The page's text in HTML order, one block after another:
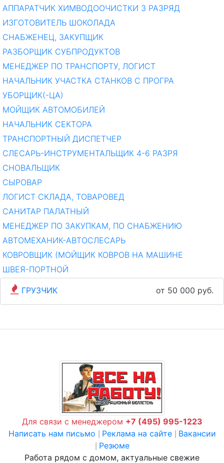
АППАРАТЧИК ХИМВОДООЧИСТКИ 3 РАЗРЯД
ИЗГОТОВИТЕЛЬ ШОКОЛАДА
СНАБЖЕНЕЦ, ЗАКУПЩИК
РАЗБОРЩИК СУБПРОДУКТОВ
МЕНЕДЖЕР ПО ТРАНСПОРТУ, ЛОГИСТ
НАЧАЛЬНИК УЧАСТКА СТАНКОВ С ПРОГРА
УБОРЩИК(-ЦА)
МОЙЩИК АВТОМОБИЛЕЙ
НАЧАЛЬНИК СЕКТОРА
ТРАНСПОРТНЫЙ ДИСПЕТЧЕР
СЛЕСАРЬ-ИНСТРУМЕНТАЛЬЩИК 4-6 РАЗРЯ
СНОВАЛЬЩИК
СЫРОВАР
ЛОГИСТ СКЛАДА, ТОВАРОВЕД
САНИТАР ПАЛАТНЫЙ
МЕНЕДЖЕР ПО ЗАКУПКАМ, ПО СНАБЖЕНИЮ
АВТОМЕХАНИК-АВТОСЛЕСАРЬ
КОВРОВЩИК (МОЙЩИК КОВРОВ НА МАШИНЕ
ШВЕЯ-ПОРТНОЙ
ГРУЗЧИК от 50 000 руб.
Для связи с менеджером +7 (495) 995-1223
Написать нам письмо
Реклама на сайте Вакансии
Резюме
Работа рядом с домом, актуальные свежие